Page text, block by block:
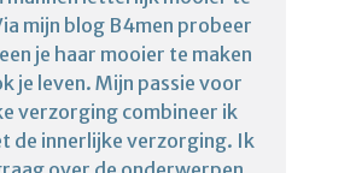
mijn blog B4men probeer
je haar mooier te maken
je leven. Mijn passie voor
verzorging combineer ik
de innerlijke verzorging. Ik